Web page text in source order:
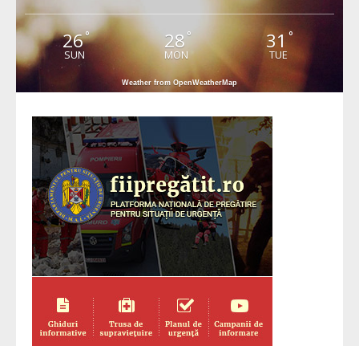
26°
SUN
28°
MON
31°
TUE
Weather from OpenWeatherMap